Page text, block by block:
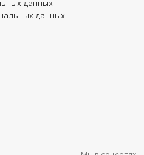
данных
данных